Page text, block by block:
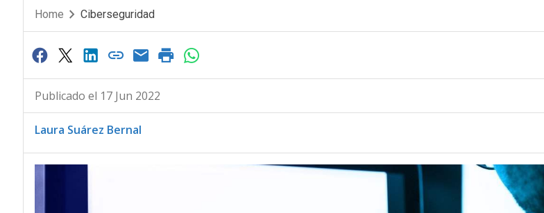
Home Ciberseguridad
Publicado el 17 Jun 2022
Laura Suárez Bernal